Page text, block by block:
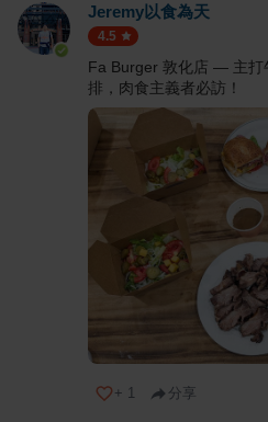
Jeremy以食為天
4.5
Fa Burger 敦化店 — 主打
排，肉食主義者必訪！
+ 1 分享